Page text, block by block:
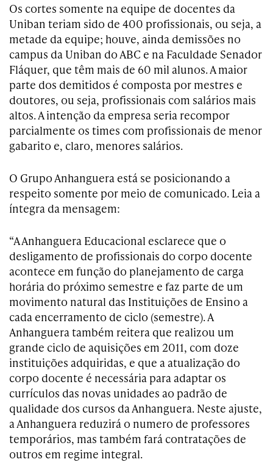
Os cortes somente na equipe de docentes da
Uniban teriam sido de 400 profissionais, ou seja, a
metade da equipe; houve, ainda demissões no
campus da Uniban do ABC e na Faculdade Senador
Fláquer, que têm mais de 60 mil alunos. A maior
parte dos demitidos é composta por mestres e
doutores, ou seja, profissionais com salários mais
altos. A intenção da empresa seria recompor
parcialmente os times com profissionais de menor
gabarito e, claro, menores salários.
O Grupo Anhanguera está se posicionando a
respeito somente por meio de comunicado. Leia a
íntegra da mensagem:
“A Anhanguera Educacional esclarece que o
desligamento de profissionais do corpo docente
acontece em função do planejamento de carga
horária do próximo semestre e faz parte de um
movimento natural das Instituições de Ensino a
cada encerramento de ciclo (semestre). A
Anhanguera também reitera que realizou um
grande ciclo de aquisições em 2011, com doze
instituições adquiridas, e que a atualização do
corpo docente é necessária para adaptar os
currículos das novas unidades ao padrão de
qualidade dos cursos da Anhanguera. Neste ajuste,
a Anhanguera reduzirá o numero de professores
temporários, mas também fará contratações de
outros em regime integral.